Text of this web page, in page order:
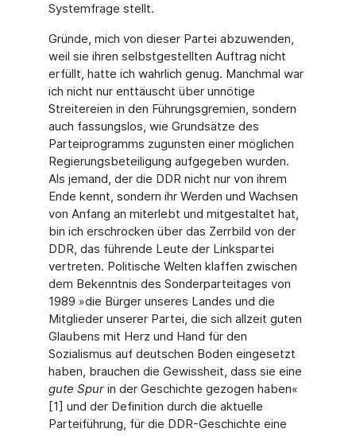
Systemfrage stellt.
Gründe, mich von dieser Partei abzuwenden,
weil sie ihren selbstgestellten Auftrag nicht
erfüllt, hatte ich wahrlich genug. Manchmal war
ich nicht nur enttäuscht über unnötige
Streitereien in den Führungsgremien, sondern
auch fassungslos, wie Grundsätze des
Parteiprogramms zugunsten einer möglichen
Regierungsbeteiligung aufgegeben wurden.
Als jemand, der die DDR nicht nur von ihrem
Ende kennt, sondern ihr Werden und Wachsen
von Anfang an miterlebt und mitgestaltet hat,
bin ich erschrocken über das Zerrbild von der
DDR, das führende Leute der Linkspartei
vertreten. Politische Welten klaffen zwischen
dem Bekenntnis des Sonderparteitages von
1989 »die Bürger unseres Landes und die
Mitglieder unserer Partei, die sich allzeit guten
Glaubens mit Herz und Hand für den
Sozialismus auf deutschen Boden eingesetzt
haben, brauchen die Gewissheit, dass sie eine
gute Spurin der Geschichte gezogen haben«
[1] und der Definition durch die aktuelle
Parteiführung, für die DDR-Geschichte eine